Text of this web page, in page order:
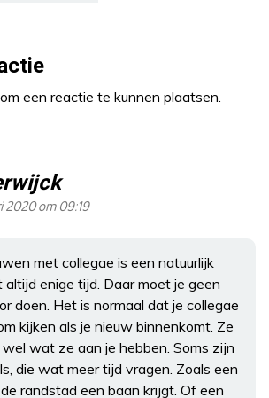
om een reactie te kunnen plaatsen.
2020 om 09:19
met collegae is een natuurlijk
altijd enige tijd. Daar moet je geen
doen. Het is normaal dat je collegae
kijken als je nieuw binnenkomt. Ze
wat ze aan je hebben. Soms zijn
die wat meer tijd vragen. Zoals een
randstad een baan krijgt. Of een